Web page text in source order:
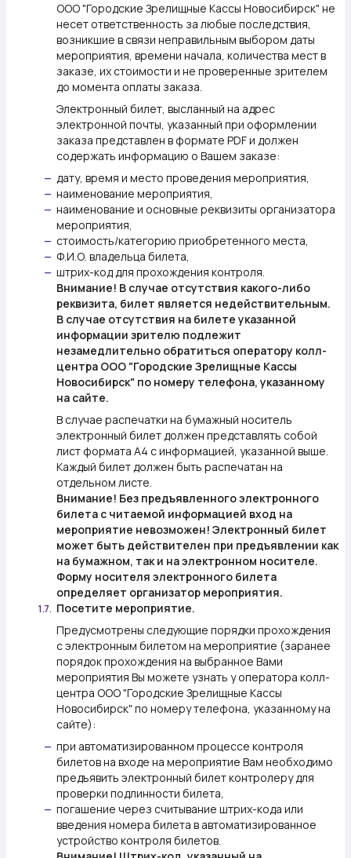
ООО "Городские Зрелищные Кассы Новосибирск" не
несет ответственность за любые последствия,
возникшие в связи неправильным выбором даты
мероприятия, времени начала, количества мест в
заказе, их стоимости и не проверенные зрителем
до момента оплаты заказа.
Электронный билет, высланный на адрес
электронной почты, указанный при оформлении
заказа представлен в формате PDF и должен
содержать информацию о Вашем заказе:
— дату, время и место проведения мероприятия,
— наименование мероприятия,
— наименование и основные реквизиты организатора
мероприятия,
— стоимость/категорию приобретенного места,
— Ф.И.О. владельца билета,
— штрих-код для прохождения контроля.
Внимание! В случае отсутствия какого-либо
реквизита, билет является недействительным.
В случае отсутствия на билете указанной
информации зрителю подлежит
незамедлительно обратиться оператору колл-
центра ООО "Городские Зрелищные Кассы
Новосибирск" по номеру телефона, указанному
на сайте.
В случае распечатки на бумажный носитель
электронный билет должен представлять собой
лист формата А4 с информацией, указанной выше.
Каждый билет должен быть распечатан на
отдельном листе.
Внимание! Без предъявленного электронного
билета с читаемой информацией вход на
мероприятие невозможен! Электронный билет
может быть действителен при предъявлении как
на бумажном, так и на электронном носителе.
Форму носителя электронного билета
определяет организатор мероприятия.
1.7. Посетите мероприятие.
Предусмотрены следующие порядки прохождения
с электронным билетом на мероприятие (заранее
порядок прохождения на выбранное Вами
мероприятия Вы можете узнать у оператора колл-
центра ООО "Городские Зрелищные Кассы
Новосибирск" по номеру телефона, указанному на
сайте):
— при автоматизированном процессе контроля
билетов на входе на мероприятие Вам необходимо
предъявить электронный билет контролеру для
проверки подлинности билета,
— погашение через считывание штрих-кода или
введения номера билета в автоматизированное
устройство контроля билетов.